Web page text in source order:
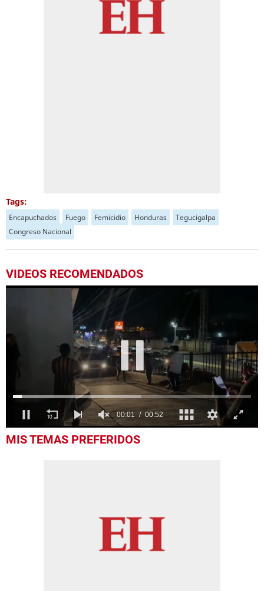
Tags:
Encapuchados Fuego Femicidio Honduras
Tegucigalpa
Congreso Nacional
VIDEOS RECOMENDADOS
seconds
MIS TEMAS PREFERIDOS